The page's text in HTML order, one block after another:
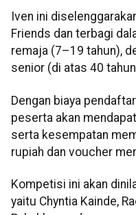
Iven ini
Friends dan terbagi
remaja (7–19 tahun),
senior (di atas 40
Dengan biaya
peserta akan
serta kesempatan
rupiah dan voucher
Kompetisi ini akan
yaitu Chyntia Kainde,